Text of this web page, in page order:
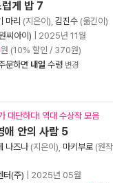
게 밥 7
마리 (지은이), 김진수 (옮긴이)
씨아이)
2025년 11월
원 (10% 할인 / 370원)
문하면 내일 수령 변경
대단하다! 역대 수상작 모음
애 안의 사람 5
나즈나(지은이), 마키부로 (원작
터(주)
2025년 05월